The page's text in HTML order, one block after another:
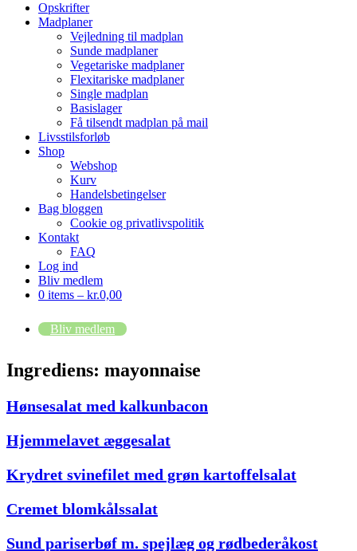
Opskrifter
Madplaner
Vejledning til madplan
Sunde madplaner
Vegetariske madplaner
Flexitariske madplaner
Single madplan
Basislager
Få tilsendt madplan på mail
Livsstilsforløb
Shop
Webshop
Kurv
Handelsbetingelser
Bag bloggen
Cookie og privatlivspolitik
Kontakt
FAQ
Log ind
Bliv medlem
0 items – kr.0,00
Bliv medlem
Ingrediens: mayonnaise
Hønsesalat med kalkunbacon
Hjemmelavet æggesalat
Krydret svinefilet med grøn kartoffelsalat
Cremet blomkålssalat
Sund pariserbøf m. spejlæg og rødbederåkost